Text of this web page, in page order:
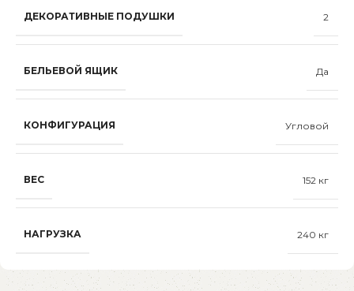
ДЕКОРАТИВНЫЕ ПОДУШКИ 2
БЕЛЬЕВОЙ ЯЩИК Да
КОНФИГУРАЦИЯ Угловой
ВЕС 152 кг
НАГРУЗКА 240 кг